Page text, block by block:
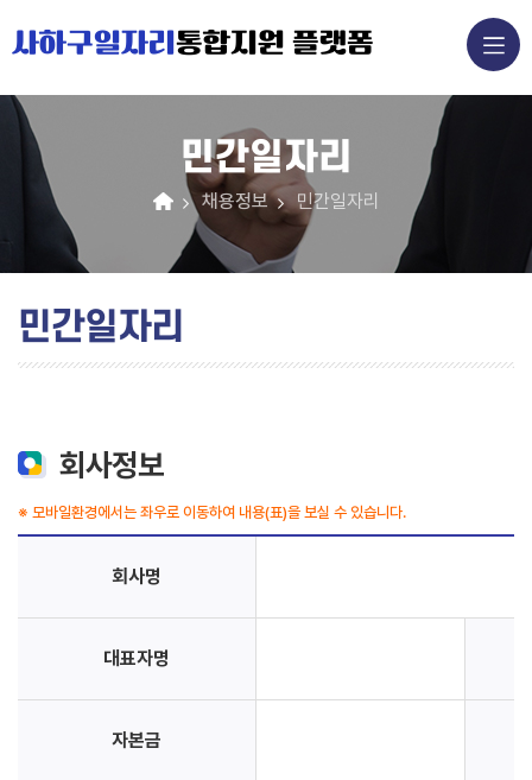
사하구일자리통합지원 플랫폼
민간일자리
채용정보 민간일자리
민간일자리
회사정보
※ 모바일환경에서는 좌우로 이동하여 내용(표)을 보실 수 있습니다.
회사명
대표자명
자본금